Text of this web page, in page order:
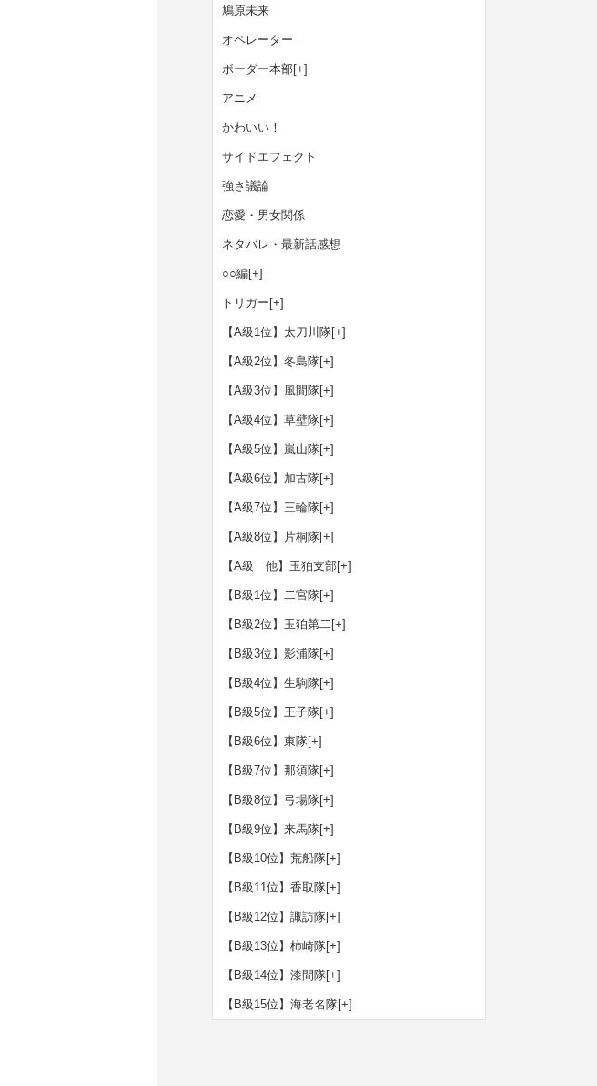
鳩原未来
オペレーター
ボーダー本部[+]
アニメ
かわいい！
サイドエフェクト
強さ議論
恋愛・男女関係
ネタバレ・最新話感想
○○編[+]
トリガー [+]
【A級1位】太刀川隊[+]
【A級2位】冬島隊[+]
【A級3位】風間隊[+]
【A級4位】草壁隊[+]
【A級5位】嵐山隊[+]
【A級6位】加古隊[+]
【A級7位】三輪隊[+]
【A級8位】片桐隊[+]
【A級 他】玉狛支部[+]
【B級1位】二宮隊[+]
【B級2位】玉狛第二[+]
【B級3位】影浦隊[+]
【B級4位】生駒隊[+]
【B級5位】王子隊[+]
【B級6位】東隊[+]
【B級7位】那須隊[+]
【B級8位】弓場隊[+]
【B級9位】来馬隊[+]
【B級10位】荒船隊[+]
【B級11位】香取隊[+]
【B級12位】諏訪隊[+]
【B級13位】柿崎隊[+]
【B級14位】漆間隊[+]
【B級15位】海老名隊[+]